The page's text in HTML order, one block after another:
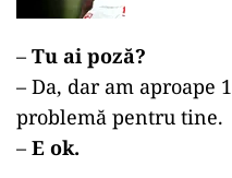
– Tu ai poză?
– Da, dar am aproape
problemă pentru tine.
– E ok.